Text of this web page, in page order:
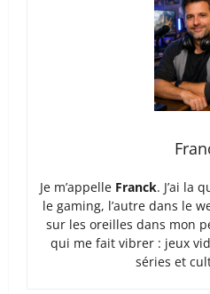
Je m’appelle Franck. J’ai la
le gaming, l’autre dans le
sur les oreilles dans mon
qui me fait vibrer : jeux
séries et